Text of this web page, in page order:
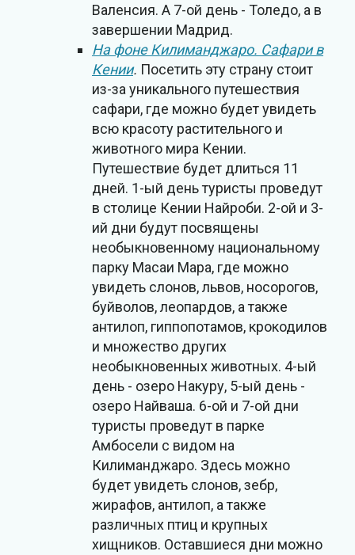
Валенсия. А 7-ой день - Толедо, а в
завершении Мадрид.
На фоне Килиманджаро. Сафари в
Кении. Посетить эту страну стоит
из-за уникального путешествия
сафари, где можно будет увидеть
всю красоту растительного и
животного мира Кении.
Путешествие будет длиться 11
дней. 1-ый день туристы проведут
в столице Кении Найроби. 2-ой и 3-
ий дни будут посвящены
необыкновенному национальному
парку Масаи Мара, где можно
увидеть слонов, львов, носорогов,
буйволов, леопардов, а также
антилоп, гиппопотамов, крокодилов
и множество других
необыкновенных животных. 4-ый
день - озеро Накуру, 5-ый день -
озеро Найваша. 6-ой и 7-ой дни
туристы проведут в парке
Амбосели с видом на
Килиманджаро. Здесь можно
будет увидеть слонов, зебр,
жирафов, антилоп, а также
различных птиц и крупных
хищников. Оставшиеся дни можно